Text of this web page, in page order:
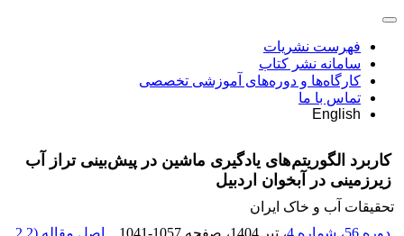
فهرست نشریات
سامانه نشر کتاب
کارگاه‌ها و دوره‌های آموزشی تخصصی
تماس با ما
English
کاربرد الگوریتم‌های یادگیری ماشین در پیش‌بینی تراز آب
زیرزمینی در آبخوان اردبیل
تحقیقات آب و خاک ایران
دوره 56، شماره 4
، تیر 1404 ، صفحه 1041-1057 اصل مقاله (2.2